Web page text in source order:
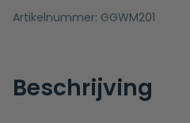
Artikelnummer: GGWM201
Beschrijving